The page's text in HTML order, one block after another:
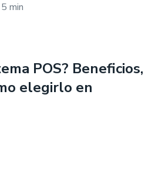
5 min
POS? Beneficios,
elegirlo en